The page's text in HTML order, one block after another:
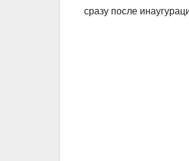
сразу после